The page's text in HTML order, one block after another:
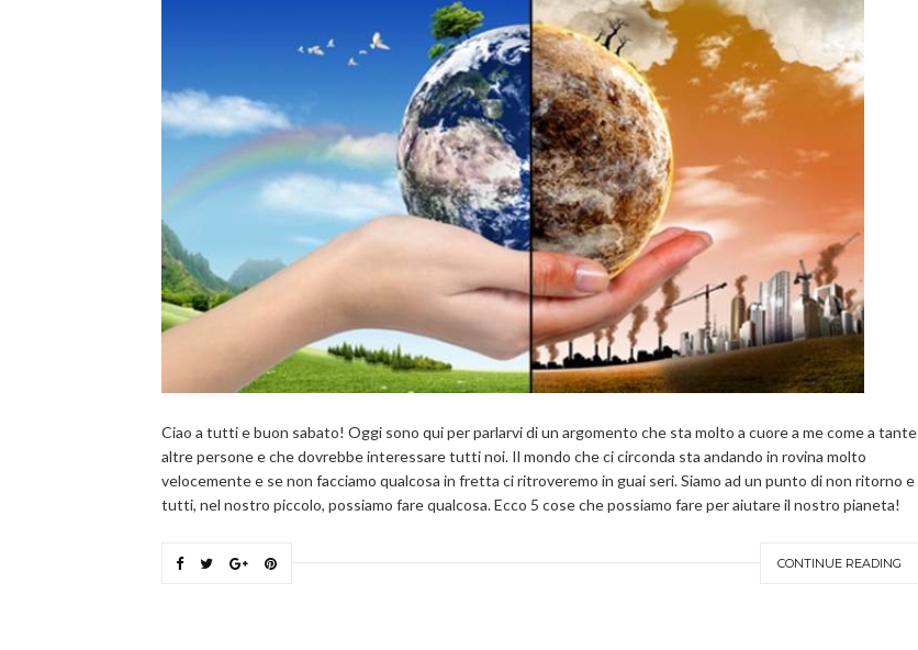
Ciao a tutti e buon sabato! Oggi sono qui per parlarvi di un argomento che sta molto a cuore a me come a tante
altre persone e che dovrebbe interessare tutti noi. Il mondo che ci circonda sta andando in rovina molto
velocemente e se non facciamo qualcosa in fretta ci ritroveremo in guai seri. Siamo ad un punto di non ritorno e
tutti, nel nostro piccolo, possiamo fare qualcosa. Ecco 5 cose che possiamo fare per aiutare il nostro pianeta!
CONTINUE READING